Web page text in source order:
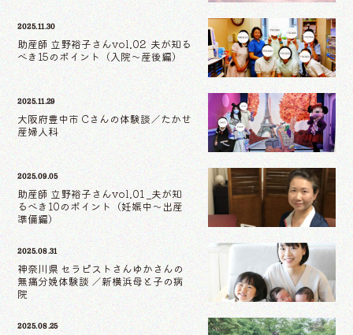
2025.11.30
助産師 立野裕子さんvol.02 夫が知る
べき15のポイント（入院〜産後編）
2025.11.29
大阪府豊中市 Cさんの体験談／たかせ
産婦人科
2025.09.05
助産師 立野裕子さんvol.01 _夫が知
るべき10のポイント（妊娠中〜出産
準備編）
2025.08.31
神奈川県 セラピストさんゆかさんの
無痛分娩体験談 ／新横浜母と子の病
院
2025.08.25